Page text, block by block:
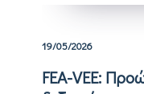
19/05/2026
FEA-VEE: